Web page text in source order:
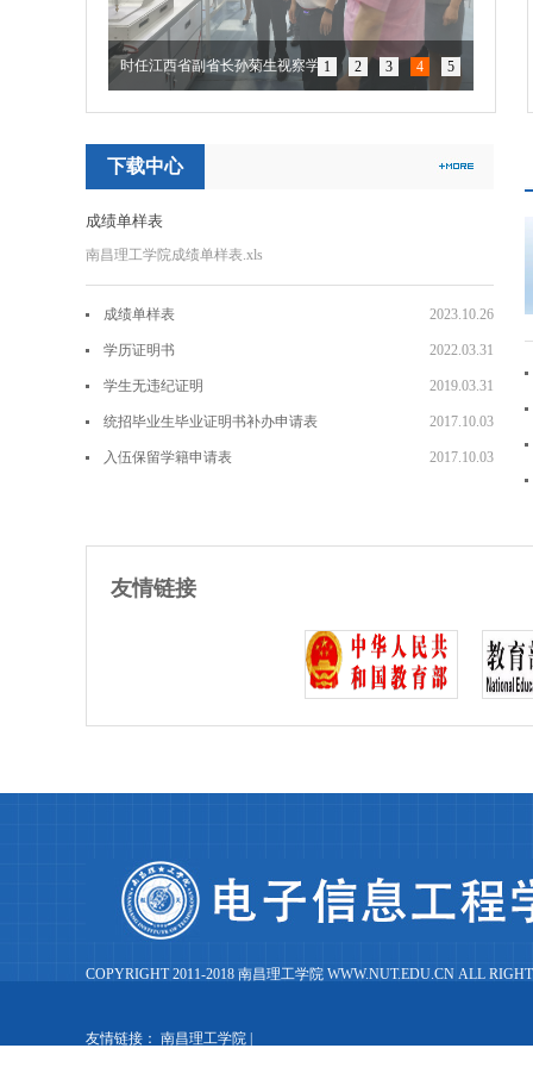
时任江西省副省长孙菊生视察学院1 2 3 4 5
下载中心
成绩单样表
南昌理工学院成绩单样表.xls
2023.10.26
成绩单样表
2022.03.31
学历证明书
2019.03.31
学生无违纪证明
2017.10.03
统招毕业生毕业证明书补办申请表
2017.10.03
入伍保留学籍申请表
友情链接
COPYRIGHT 2011-2018 南昌理工学院 WWW.NUT.EDU.CN ALL
友情链接： 南昌理工学院